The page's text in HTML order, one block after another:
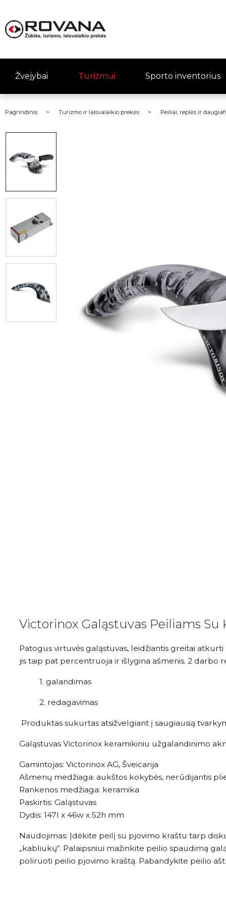
Žvejybai Turizmui Sporto inventorius
Pagrindinis Turizmo ir laisvalaikio prekės Peiliai, replės ir
Victorinox Galąstuvas Peiliams Su
Patogus virtuvės galąstuvas, leidžiantis greitai
jis taip pat percentruoja ir išlygina ašmenis. 2 darbo
1. galandimas
2. redagavimas
Produktas sukurtas atsižvelgiant į saugiausią
Galąstuvas Victorinox keramikiniu užgalandinimo
Gamintojas: Victorinox AG, Šveicarija
Ašmenų medžiaga: aukštos kokybės, nerūdijantis
Rankenos medžiaga: keramika
Paskirtis: Galąstuvas
Dydis: 147l x 46w x 52h mm
Naudojimas: Įdėkite peilį su pjovimo kraštu tarp
„kabliukų“. Palaipsniui mažinkite peilio spaudimą
poliruoti peilio pjovimo kraštą. Pabandykite peilio